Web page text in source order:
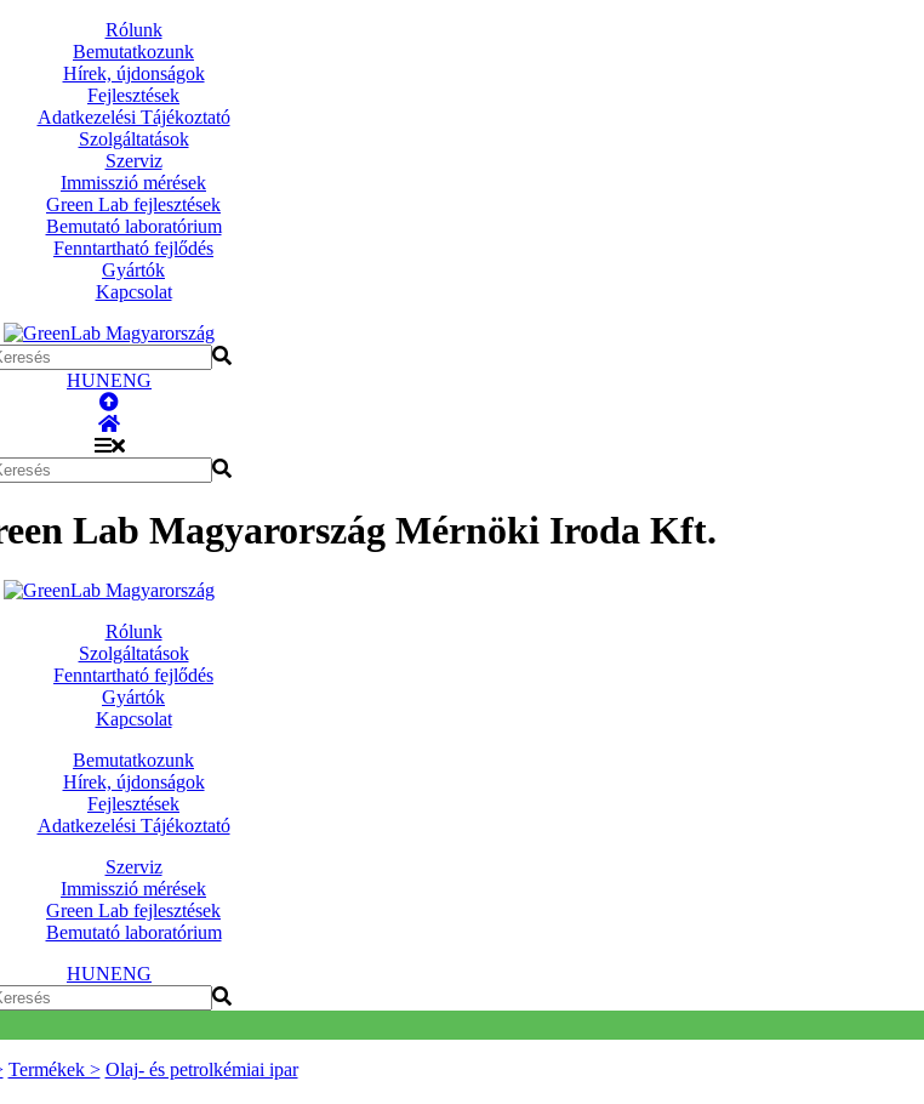
Rólunk
Bemutatkozunk
Hírek, újdonságok
Fejlesztések
Adatkezelési Tájékoztató
Szolgáltatások
Szerviz
Immisszió mérések
Green Lab fejlesztések
Bemutató laboratórium
Fenntartható fejlődés
Gyártók
Kapcsolat
HUNENG
Lab Magyarország Mérnöki Iroda Kft.
Rólunk
Szolgáltatások
Fenntartható fejlődés
Gyártók
Kapcsolat
Bemutatkozunk
Hírek, újdonságok
Fejlesztések
Adatkezelési Tájékoztató
Szerviz
Immisszió mérések
Green Lab fejlesztések
Bemutató laboratórium
HUNENG
Termékek > Olaj- és petrolkémiai ipar